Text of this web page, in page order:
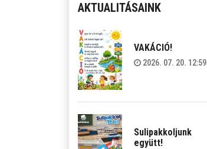
AKTUALITÁSAINK
VAKÁCIÓ!
2026. 07. 20. 12:59
Sulipakkoljunk
együtt!